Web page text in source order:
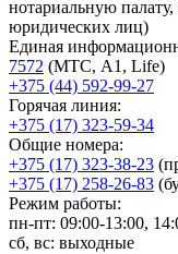
нотариальную
юридических лиц)
Единая
7572 (МТС, A1, Life)
+375 (44) 592-99-27
Горячая линия:
+375 (17) 323-59-34
Общие номера:
+375 (17) 323-38-23
+375 (17) 258-26-83
Режим работы:
пн-пт: 09:00-13:00,
сб, вс: выходные